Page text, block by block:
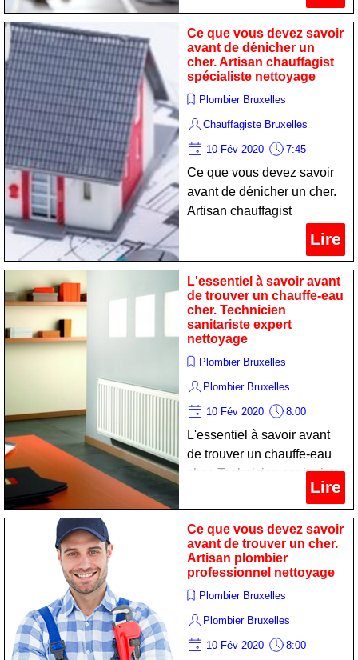
nettoyage
Ce que vous devez savoir
avant de dénicher un
cher. Artisan chauffagist
spécialiste nettoyage
Plombier Bruxelles
Chauffagiste Bruxelles
10 Fév 2020 7:45
Ce que vous devez savoir
avant de dénicher un cher.
Artisan chauffagist
Lire
L'essentiel à savoir avant
de trouver un chauffe-eau
cher. Technicien
sanitariste expert
nettoyage
Plombier Bruxelles
Plombier Bruxelles
10 Fév 2020 8:00
L'essentiel à savoir avant
de trouver un chauffe-eau
cher. Technicien sanitariste
Lire
Ce que vous devez savoir
avant de trouver un cher.
Artisan plombier
professionnel nettoyage
Plombier Bruxelles
Plombier Bruxelles
10 Fév 2020 8:00